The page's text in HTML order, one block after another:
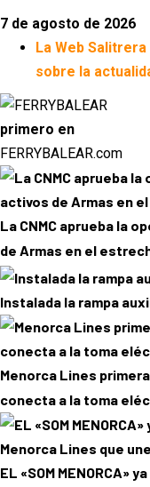
7 de agosto de 2026
La Web
sobre la
primero en
FERRYBALEAR.com
La CNMC aprueba la
de Armas en el
Instalada la rampa
Menorca Lines
conecta a la toma
EL «SOM MENORCA»